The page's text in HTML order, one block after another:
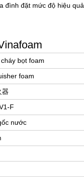
đình đặt mức độ hiệu
bọt foam
foam
器
F
nước